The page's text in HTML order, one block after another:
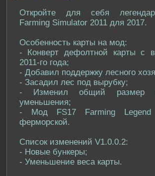
Откройте для себя
Farming Simulator 2011 для 2017.
Особенность карты на мод:
- Конверт дефолтной карты с
2011-го года;
- Добавил поддержку лесного
- Засадил лес под вырубку;
- Изменил общий размер
уменьшения;
- Мод FS17 Farming
ферморской.
Список изменений V1.0.0.2:
- Новые бункеры;
- Уменьшение веса карты.